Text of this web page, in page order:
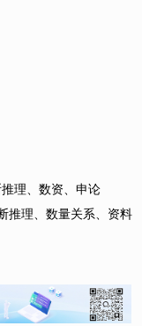
理、数资、申论
推理、数量关系、资料